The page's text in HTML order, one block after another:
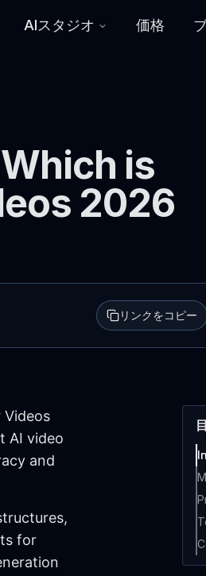
AIスタジオ 価格
is
2026
リンクをコピー
AI video
and
for